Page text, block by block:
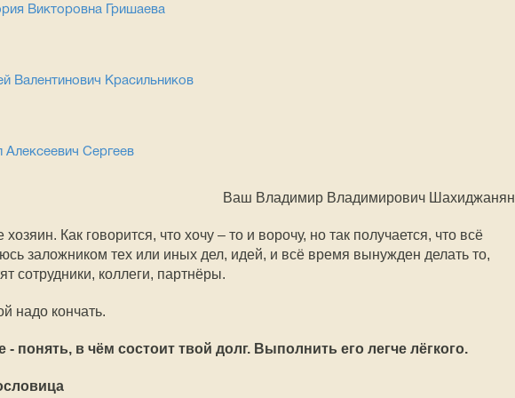
Викторовна Гришаева
Валентинович Красильников
Алексеевич Сергеев
Ваш Владимир Владимирович Шахиджанян
Как говорится, что хочу – то и ворочу, но так получается, что всё
заложником тех или иных дел, идей, и всё время вынужден делать то,
сотрудники, коллеги, партнёры.
надо кончать.
- понять, в чём состоит твой долг. Выполнить его легче лёгкого.